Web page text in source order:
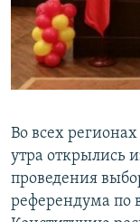
Во всех
утра открылись
проведения
референдума по